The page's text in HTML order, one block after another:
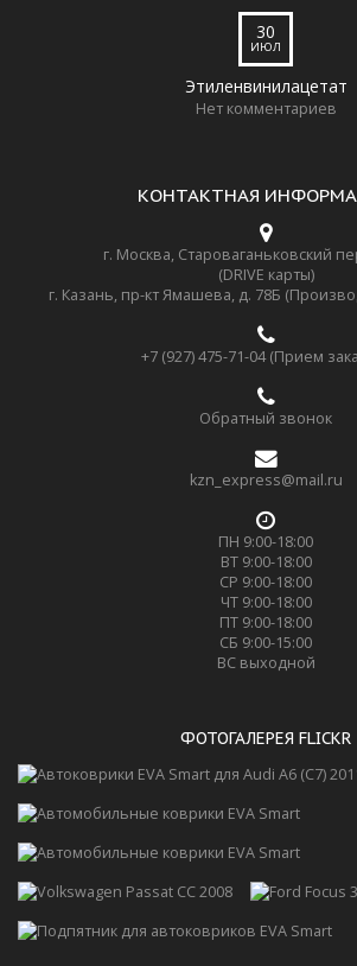
30
ИЮЛ
Этиленвинилацетат
Нет комментариев
КОНТАКТНАЯ
г. Москва, Староваганьковский
(DRIVE карты)
г. Казань, пр-кт Ямашева, д. 78Б
+7 (927) 475-71-04 (Прием
Обратный звонок
kzn_express@mail.ru
ПН 9:00-18:00
ВТ 9:00-18:00
СР 9:00-18:00
ЧТ 9:00-18:00
ПТ 9:00-18:00
СБ 9:00-15:00
ВС выходной
ФОТОГАЛЕРЕЯ FLICKR